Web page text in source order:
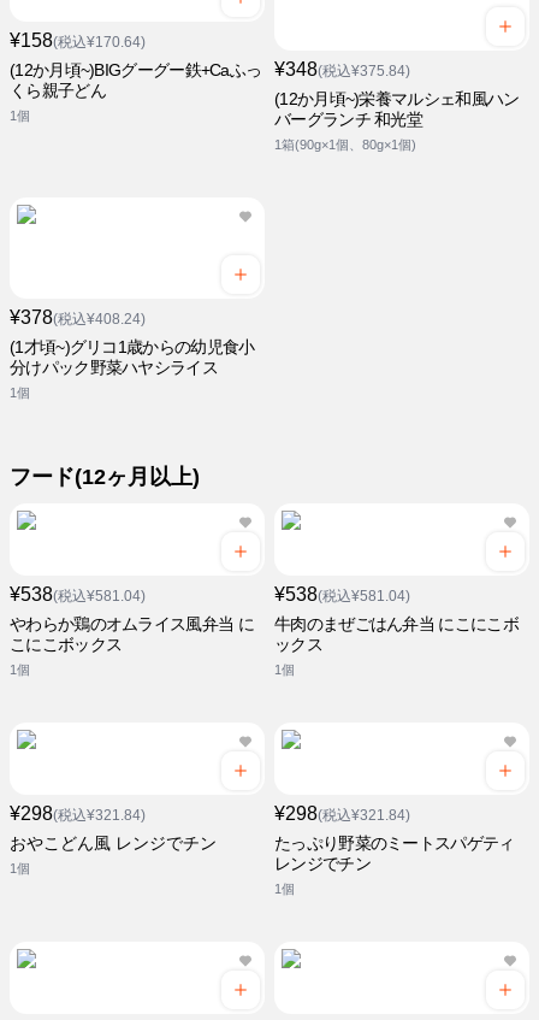
¥158(税込¥170.64)
(12か月頃~)BIGグーグー鉄+Caふっ
くら親子どん
1個
¥348(税込¥375.84)
(12か月頃~)栄養マルシェ和風ハン
バーグランチ 和光堂
1箱(90g×1個、80g×1個)
¥378(税込¥408.24)
(1才頃~)グリコ1歳からの幼児食小
分けパック野菜ハヤシライス
1個
フード(12ヶ月以上)
¥538(税込¥581.04)
やわらか鶏のオムライス風弁当 に
こにこボックス
1個
¥538(税込¥581.04)
牛肉のまぜごはん弁当 にこにこボ
ックス
1個
¥298(税込¥321.84)
おやこどん風 レンジでチン
1個
¥298(税込¥321.84)
たっぷり野菜のミートスパゲティ
レンジでチン
1個